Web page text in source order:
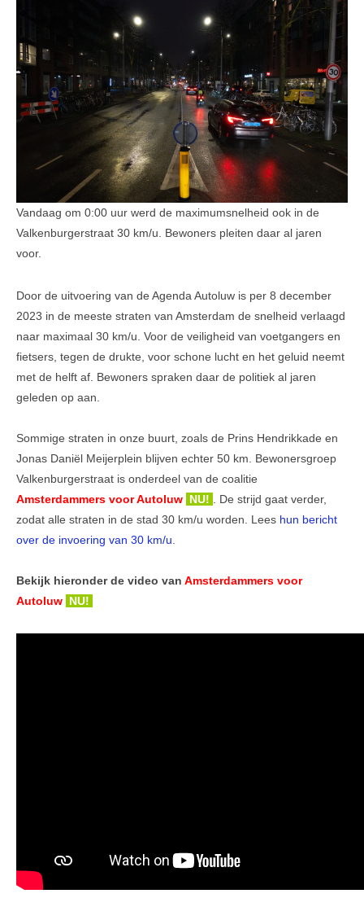
Hof 3
Bestuur en informatie
Stadsvilla B
Stadsvilla C
Stadsvilla D
Parkeergarage
Documenten
Veel gestelde vragen
Parkeerplek te huur
Verzekeringen
Video's
Vandaag om 0:00 uur werd de maximumsnelheid ook in de
Valkenburgerstraat 30 km/u. Bewoners pleiten daar al jaren
voor.
Door de uitvoering van de Agenda Autoluw is per 8 december
2023 in de meeste straten van Amsterdam de snelheid verlaagd
naar maximaal 30 km/u. Voor de veiligheid van voetgangers en
fietsers, tegen de drukte, voor schone lucht en het geluid neemt
met de helft af. Bewoners spraken daar de politiek al jaren
geleden op aan.
Sommige straten in onze buurt, zoals de Prins Hendrikkade en
Jonas Daniël Meijerplein blijven echter 50 km. Bewonersgroep
Valkenburgerstraat is onderdeel van de coalitie
Amsterdammers voor Autoluw NU!
. De strijd gaat verder,
zodat alle straten in de stad 30 km/u worden. Lees hun bericht
over de invoering van 30 km/u
Bekijk hieronder de video van Amsterdammers voor
Autoluw NU!